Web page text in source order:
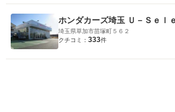
ホンダカーズ埼玉 Ｕ－Ｓｅｌ
埼玉県草加市苗塚町５６２
クチコミ： 333件